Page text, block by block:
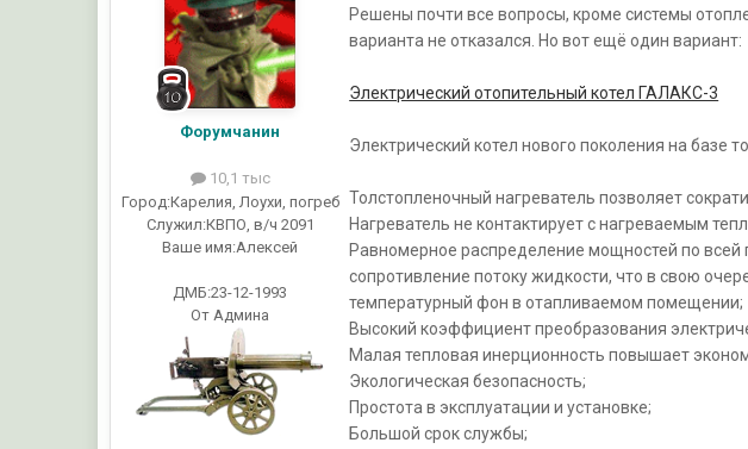
Форумчанин
10,1 тыс
Город:Карелия, Лоухи, погреб
Служил:КВПО, в/ч 2091
Ваше имя:Алексей
ДМБ:23-12-1993
От Админа
Решены почти все вопросы, кроме системы
варианта не отказался. Но вот ещё один вариант:
Электрический отопительный котел ГАЛАКС-3
Электрический котел нового поколения на базе
Толстопленочный нагреватель позволяет
Нагреватель не контактирует с нагреваемым
Равномерное распределение мощностей по всей
сопротивление потоку жидкости, что в свою
температурный фон в отапливаемом помещении;
Высокий коэффициент преобразования
Малая тепловая инерционность повышает
Экологическая безопасность;
Простота в эксплуатации и установке;
Большой срок службы;